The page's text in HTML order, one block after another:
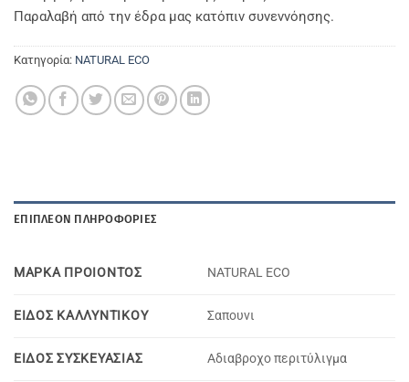
Παραλαβή από την έδρα μας κατόπιν συνεννόησης.
Κατηγορία: NATURAL ECO
ΕΠΙΠΛΈΟΝ ΠΛΗΡΟΦΟΡΊΕΣ
ΜΑΡΚΑ ΠΡΟΙΟΝΤΟΣ NATURAL ECO
ΕΙΔΟΣ ΚΑΛΛΥΝΤΙΚΟΥ Σαπουνι
ΕΙΔΟΣ ΣΥΣΚΕΥΑΣΙΑΣ Aδιαβροχο περιτύλιγμα